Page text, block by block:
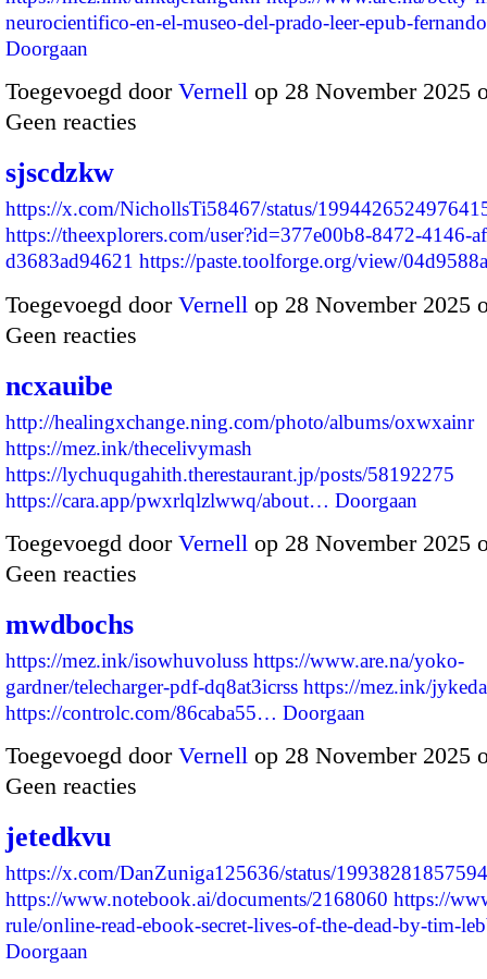
neurocientifico-en-el-museo-del-prado-leer-epub-
Doorgaan
Toegevoegd door Vernell op 28 November 2025
Geen reacties
sjscdzkw
https://x.com/NichollsTi58467/status/
https://theexplorers.com/user?id=377e00b8-8472-4146-
d3683ad94621 https://paste.toolforge.org/view/
Toegevoegd door Vernell op 28 November 2025
Geen reacties
ncxauibe
http://healingxchange.ning.com/photo/albums/oxwxainr
https://mez.ink/thecelivymash
https://lychuqugahith.therestaurant.jp/posts/58192275
https://cara.app/pwxrlqlzlwwq/about… Doorgaan
Toegevoegd door Vernell op 28 November 2025
Geen reacties
mwdbochs
https://mez.ink/isowhuvoluss https://www.are.na/yoko-
gardner/telecharger-pdf-dq8at3icrss https://mez.ink/
https://controlc.com/86caba55… Doorgaan
Toegevoegd door Vernell op 28 November 2025
Geen reacties
jetedkvu
https://x.com/DanZuniga125636/status/
https://www.notebook.ai/documents/2168060 https://
rule/online-read-ebook-secret-lives-of-the-dead-by-tim-
Doorgaan